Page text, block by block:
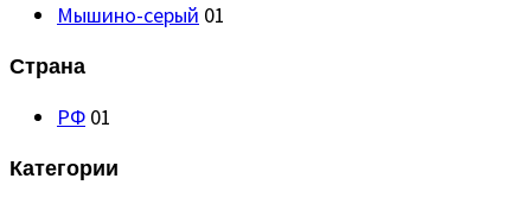
Мышино-серый 01
Страна
РФ 01
Категории